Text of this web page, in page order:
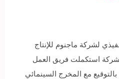
لشركة ماجنوم للإنتاج
استكملت فريق العمل
مع المخرج السينمائي